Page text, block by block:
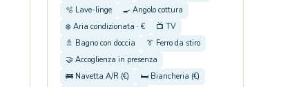
🫧 Lave-linge
🍳 Angolo cottura
❄️ Aria condizionata · €
📺 TV
🚿 Bagno con doccia
👔 Ferro da stiro
🤝 Accoglienza in presenza
🚌 Navetta A/R (€)
🛏️ Biancheria (€)